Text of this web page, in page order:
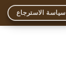
سياسة الاسترجاع